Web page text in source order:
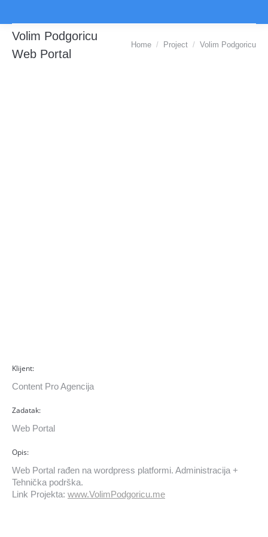
Volim Podgoricu
Web Portal
Home Project Volim Podgoricu
Klijent:
Content Pro Agencija
Zadatak:
Web Portal
Opis:
Web Portal rađen na wordpress platformi. Administracija +
Tehnička podrška.
Link Projekta: www.VolimPodgoricu.me